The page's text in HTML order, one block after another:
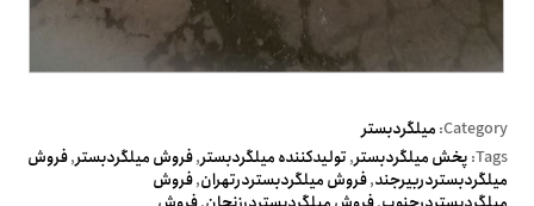
Category: میلگردبستر
Tags: پخش میلگردبستر,تولیدکننده میلگردبستر,فروش میلگردبستر,فروش
میلگردبستردربیرجند,فروش میلگردبستردرتهران,فروش